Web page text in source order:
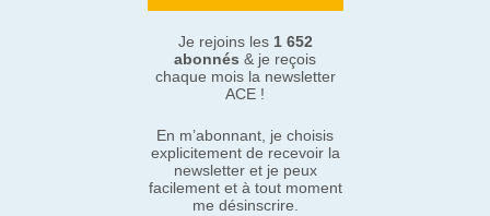
Je rejoins les 1 652
abonnés & je reçois
chaque mois la newsletter
ACE !
En m’abonnant, je choisis
explicitement de recevoir la
newsletter et je peux
facilement et à tout moment
me désinscrire.